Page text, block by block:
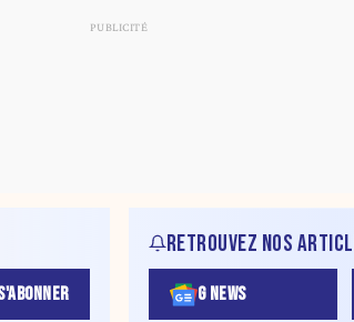
RETROUVEZ NOS
G NEWS